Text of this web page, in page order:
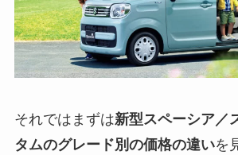
それではまずは新型スペーシア／
タムのグレード別の価格の違いを